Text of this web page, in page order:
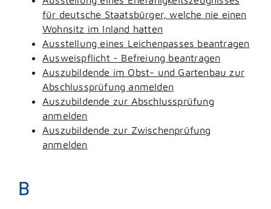
für deutsche Staatsbürger, welche nie einen
Wohnsitz im Inland hatten
Ausstellung eines Leichenpasses beantragen
Ausweispflicht - Befreiung beantragen
Auszubildende im Obst- und Gartenbau zur
Abschlussprüfung anmelden
Auszubildende zur Abschlussprüfung
anmelden
Auszubildende zur Zwischenprüfung
anmelden
B